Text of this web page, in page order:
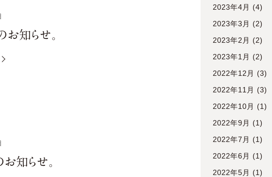
知らせ。
知らせ。
2023年4月 (4)
2023年3月 (2)
2023年2月 (2)
2023年1月 (2)
2022年12月 (3)
2022年11月 (3)
2022年10月 (1)
2022年9月 (1)
2022年7月 (1)
2022年6月 (1)
2022年5月 (1)